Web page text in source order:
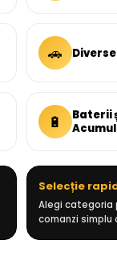
🚗
🔋
Baterii
Selecție
Alegi categoria
comanzi simplu